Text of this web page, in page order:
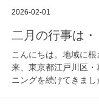
2026-02-01
二月の行事は・
こんにちは。地域に
来、東京都江戸川区
ニングを続けてきま